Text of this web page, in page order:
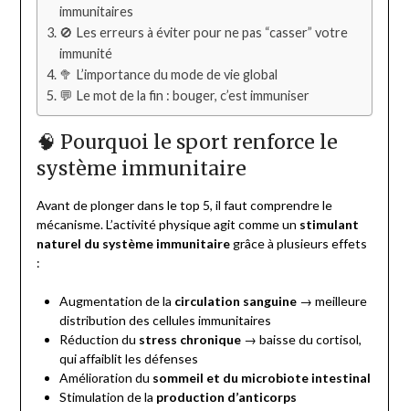
immunitaires
🚫 Les erreurs à éviter pour ne pas “casser” votre
immunité
🥦 L’importance du mode de vie global
💬 Le mot de la fin : bouger, c’est immuniser
🧠 Pourquoi le sport renforce le
système immunitaire
Avant de plonger dans le top 5, il faut comprendre le
mécanisme. L’activité physique agit comme un stimulant
naturel du système immunitairegrâce à plusieurs effets
:
Augmentation de la circulation sanguine→ meilleure
distribution des cellules immunitaires
Réduction du stress chronique→ baisse du cortisol,
qui affaiblit les défenses
Amélioration du sommeil et du microbiote intestinal
Stimulation de la production d’anticorps